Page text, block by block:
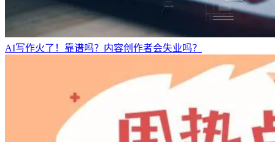
AI写作火了！靠谱吗？内容创作者会失业吗？